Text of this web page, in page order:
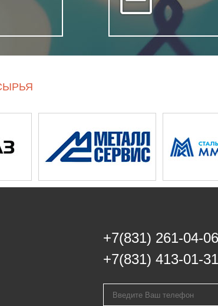
+7(831) 261-04-06
+7(831) 413-01-31